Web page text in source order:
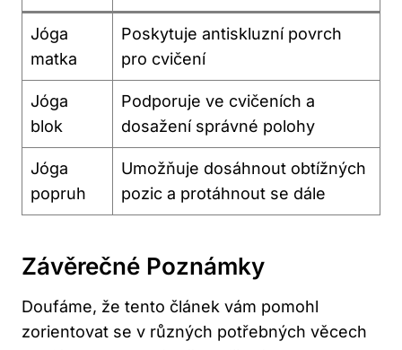
Jóga
matka
Poskytuje antiskluzní povrch
pro cvičení
Jóga
blok
Podporuje ve cvičeních a
dosažení správné polohy
Jóga
popruh
Umožňuje dosáhnout obtížných
pozic a protáhnout se dále
Závěrečné Poznámky
Doufáme, že tento článek vám pomohl
zorientovat se v různých potřebných věcech